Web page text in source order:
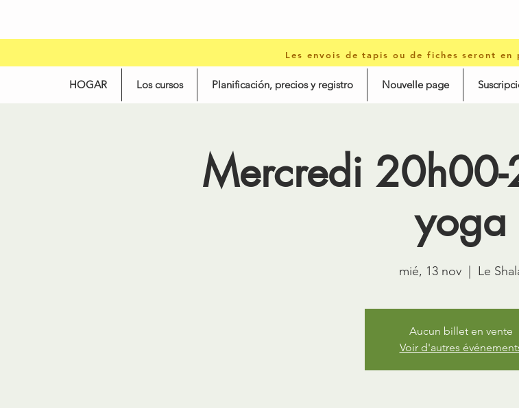
Les envois de tapis ou de fiches seront en
HOGAR Los cursos Planificación, precios y registro Nouvelle page
Mercredi
yoga
mié, 13 nov
  |
Le
Aucun billet en vente
Voir d'autres